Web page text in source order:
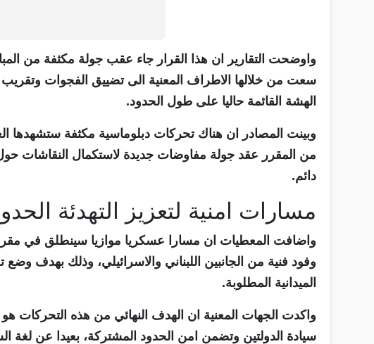
واوضحت التقارير ان هذا القرار جاء عقب جولة مكثفة من
سعت من خلالها الاطراف المعنية الى تضييق الفجوات
الهشة القائمة حاليا على طول الحدود.
وبينت المصادر ان هناك تحركات دبلوماسية مكثفة ستشهدها
من المقرر عقد جولة مفاوضات جديدة لاستكمال
دائم.
مسارات امنية لتعزيز التهدئة
واضافت المعطيات ان مسارا عسكريا موازيا سينطلق في مقر
وفود فنية من الجانبين اللبناني والاسرائيلي، وذلك بهدف وضع
الميدانية المطلوبة.
واكدت الجهات المعنية ان الهدف النهائي من هذه التحركات
سيادة الدولتين وتضمن امن الحدود المشتركة، بعيدا عن لغة